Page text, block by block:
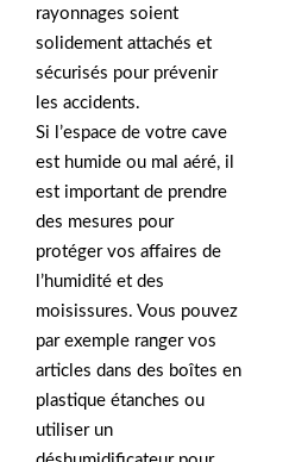
rayonnages soient
solidement attachés et
sécurisés pour prévenir
les accidents.
Si l’espace de votre cave
est humide ou mal aéré, il
est important de prendre
des mesures pour
protéger vos affaires de
l’humidité et des
moisissures. Vous pouvez
par exemple ranger vos
articles dans des boîtes en
plastique étanches ou
utiliser un